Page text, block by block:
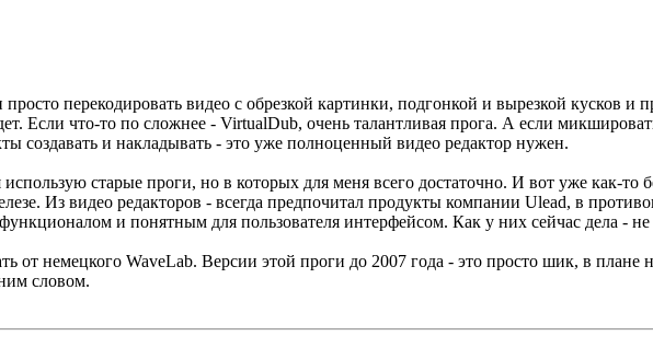
перекодировать видео с обрезкой картинки, подгонкой и вырезкой кусков и
Если что-то по сложнее - VirtualDub, очень талантливая прога. А если
создавать и накладывать - это уже полноценный видео редактор нужен.
старые проги, но в которых для меня всего достаточно. И вот уже как-то
Из видео редакторов - всегда предпочитал продукты компании Ulead, в
и понятным для пользователя интерфейсом. Как у них сейчас дела - не
от немецкого WaveLab. Версии этой проги до 2007 года - это просто шик, в плане
словом.